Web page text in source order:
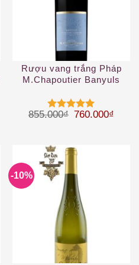
Rượu vang trắng Pháp
M.Chapoutier Banyuls
Được xếp
855.000₫ Giá gốc là:
760.000₫
-10%